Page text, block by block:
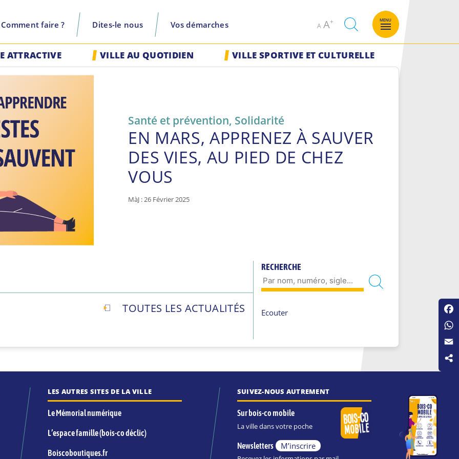
Comment faire ? Dites-le nous Vos démarches A
Decrease
font
AIncrease
size.
recherche
MENU
ATTRACTIVE VILLE AU QUOTIDIEN VILLE SPORTIVE ET CULTURELLE
Santé et prévention, Solidarité
EN MARS, APPRENEZ À SAUVER
DES VIES, AU PIED DE CHEZ
VOUS
MàJ : 26 Février 2025
TOUTES LES ACTUALITÉS
RECHERCHE
Ecouter
LES AUTRES SITES DE LA VILLE
Le Mémorial numérique
L’espace famille (bois-co déclic)
Boiscoboutiques.fr
SUIVEZ-NOUS AUTREMENT
Sur bois-co mobile
La ville dans votre poche
Newsletters M’inscrire